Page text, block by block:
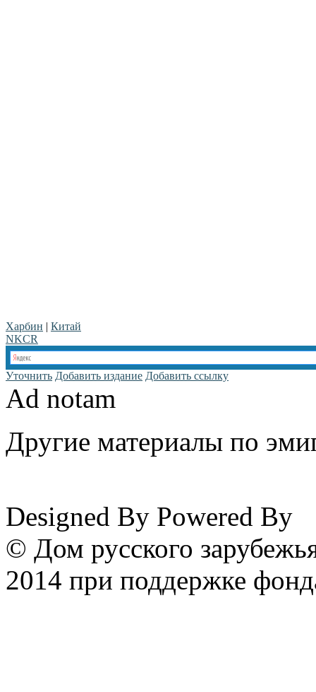
Харбин | Китай
NKCR
Уточнить Добавить издание Добавить ссылку
Ad notam
Другие материалы по
Designed By Powered By
© Дом русского
2014 при поддержке